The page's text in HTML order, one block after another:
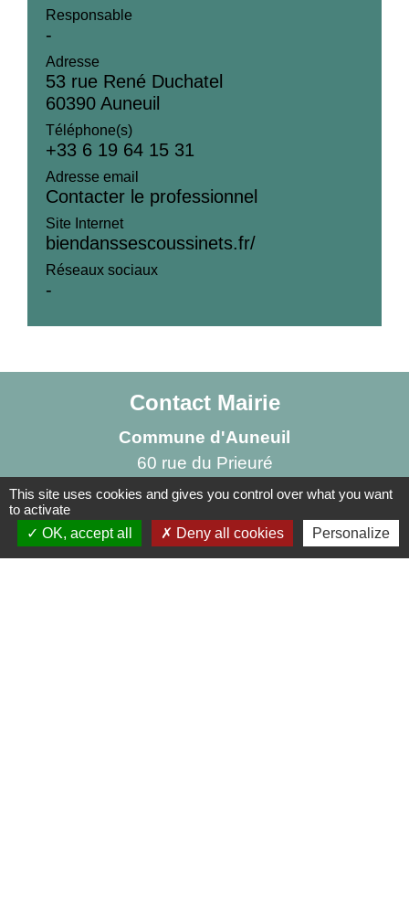
Responsable
-
Adresse
53 rue René Duchatel
60390 Auneuil
Téléphone(s)
+33 6 19 64 15 31
Adresse email
Contacter le professionnel
Site Internet
biendanssescoussinets.fr/
Réseaux sociaux
-
Contact Mairie
Commune d'Auneuil
60 rue du Prieuré
60390 Auneuil - FRANCE
Contact par formulaire
This site uses cookies and gives you control over what you want
to activate
OK, accept all
Deny all cookies Personalize